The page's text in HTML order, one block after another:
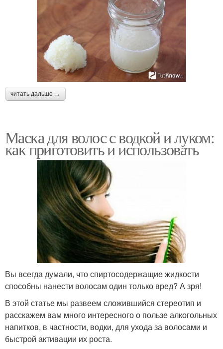
читать дальше →
Маска для волос с водкой и луком:
как приготовить и использовать
Вы всегда думали, что спиртосодержащие жидкости
способны нанести волосам один только вред? А зря!
В этой статье мы развеем сложившийся стереотип и
расскажем вам много интересного о пользе алкогольных
напитков, в частности, водки, для ухода за волосами и
быстрой активации их роста.